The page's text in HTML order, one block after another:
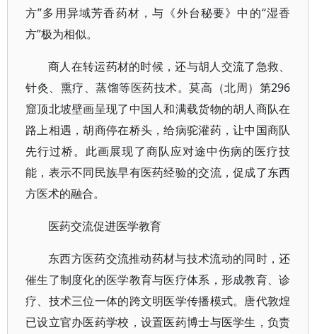
方”多用异域芳香药材，与《外台秘要》中的“湿香
方”极为相似。
商人在转运药材的时候，还与胡人交流了急救、
针灸、熏疗、蒸馏等医药技术。莫高（北周）第296
窟顶北坡壁画呈现了中国人和满载货物的胡人商队在
路上相遇，胡商停在桥头，给病驼灌药，让中国商队
先行过桥。此画展现了商队应对途中伤病的医疗技
能，表示不同民族早有医药经验的交流，促成了东西
方医术的融合。
医药交流促进医学教育
东西方医药交流推动药材与技术流动的同时，还
催生了制度化的医学教育与医疗体系，形成教育、诊
疗、技术三位一体的跨文明医学传播模式。唐代敦煌
已设立官办医药学校，设置医药博士与医学生，负责